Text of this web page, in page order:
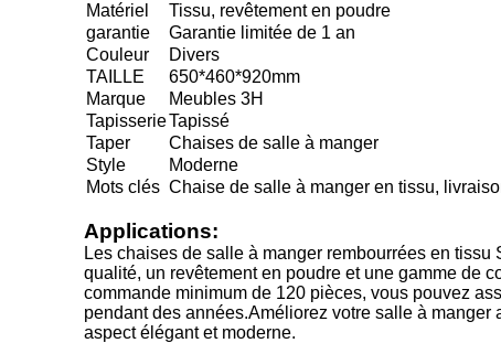
Matériel
Tissu, revêtement en poudre
garantie
Garantie limitée de 1 an
Couleur
Divers
TAILLE
650*460*920mm
Marque
Meubles 3H
TapisserieTapissé
Taper
Chaises de salle à manger
Style
Moderne
Mots clés Chaise de salle à manger en tissu,
Applications:
Les chaises de salle à manger rembourrées en
qualité, un revêtement en poudre et une gamme de
commande minimum de 120 pièces, vous pouvez
pendant des années.Améliorez votre salle à
aspect élégant et moderne.